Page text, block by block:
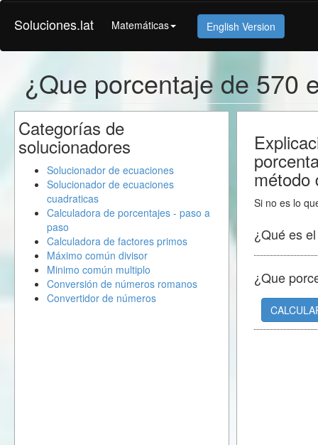
Soluciones.lat Matemáticas English Version
¿Que porcentaje de 570
método
Si no es lo
¿Qué es
¿Que
Categorías de
solucionadores
Solucionador de ecuaciones
Solucionador de ecuaciones
cuadraticas
Calculadora de porcentajes - paso a
paso
Calculadora de factores primos
Máximo común divisor
Minimo común multiplo
Conversión de números romanos
Convertidor de números